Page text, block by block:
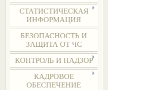
СТАТИСТИЧЕСКАЯ
ИНФОРМАЦИЯ
БЕЗОПАСНОСТЬ И
ЗАЩИТА ОТ ЧС
КОНТРОЛЬ И НАДЗОР
КАДРОВОЕ
ОБЕСПЕЧЕНИЕ